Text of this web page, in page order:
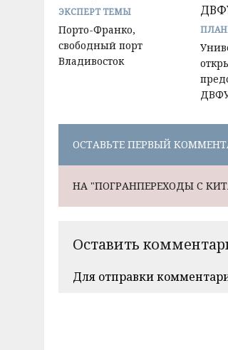
ЭКСПЕРТ ТЕМЫ
Порто-Франко,
свободный порт
Владивосток
ОСТАВЬТЕ ПЕРВЫЙ
НА "ПОГРАНПЕРЕХОДЫ С
Оставить
Для отправки